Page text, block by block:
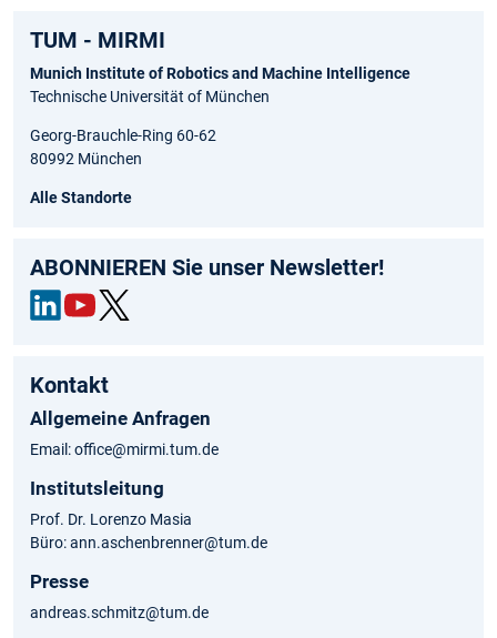
TUM - MIRMI
Munich Institute of Robotics and Machine Intelligence
Technische Universität of München
Georg-Brauchle-Ring 60-62
80992 München
Alle Standorte
ABONNIEREN Sie unser Newsletter!
Kontakt
Allgemeine Anfragen
Email: office@mirmi.tum.de
Institutsleitung
Prof. Dr. Lorenzo Masia
Büro: ann.aschenbrenner@tum.de
Presse
andreas.schmitz@tum.de